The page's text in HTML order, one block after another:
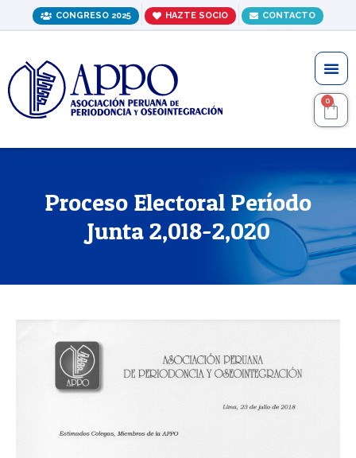
al
CONGRESO 2025 HAZTE SOCIO CONTACTO
0
Proceso Electoral Período
Junta 2,018-2,020
entradas